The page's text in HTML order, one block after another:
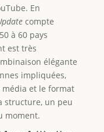
En
compte
à 60 pays
est très
élégante
impliquées,
et le format
structure, un peu
moment.